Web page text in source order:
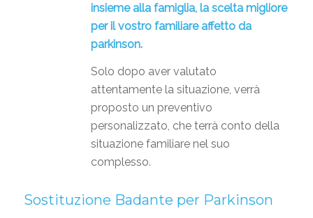
insieme alla famiglia, la scelta migliore
per il vostro familiare affetto da
parkinson.
Solo dopo aver valutato
attentamente la situazione, verrà
proposto un preventivo
personalizzato, che terrà conto della
situazione familiare nel suo
complesso.
Sostituzione Badante per Parkinson